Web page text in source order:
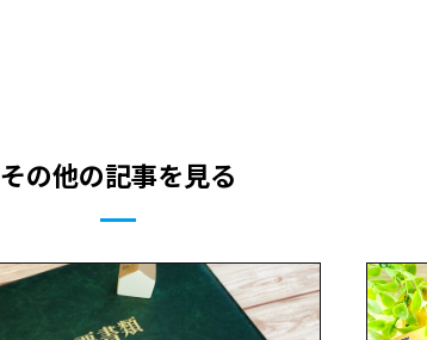
その他の記事を見る